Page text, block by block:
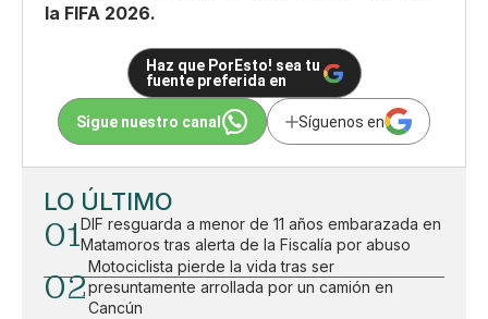
la FIFA 2026.
Haz que PorEsto! sea tu
fuente preferida en
Sigue nuestro canal Síguenos en
LO ÚLTIMO
01DIF resguarda a menor de 11 años embarazada en
Matamoros tras alerta de la Fiscalía por abuso
02
Motociclista pierde la vida tras ser
presuntamente arrollada por un camión en
Cancún